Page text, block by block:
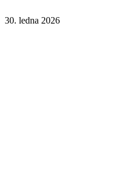
30. ledna 2026